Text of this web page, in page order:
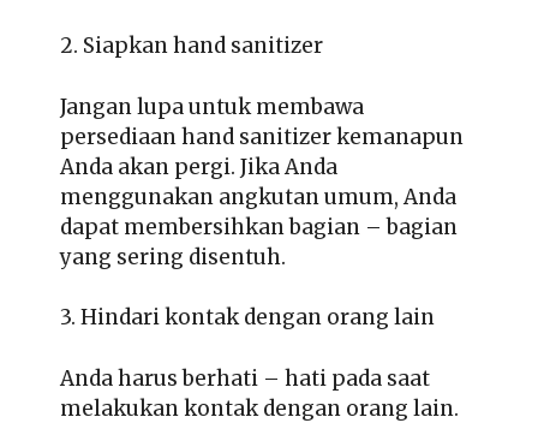
2. Siapkan hand sanitizer
Jangan lupa untuk membawa
persediaan hand sanitizer kemanapun
Anda akan pergi. Jika Anda
menggunakan angkutan umum, Anda
dapat membersihkan bagian – bagian
yang sering disentuh.
3. Hindari kontak dengan orang lain
Anda harus berhati – hati pada saat
melakukan kontak dengan orang lain.